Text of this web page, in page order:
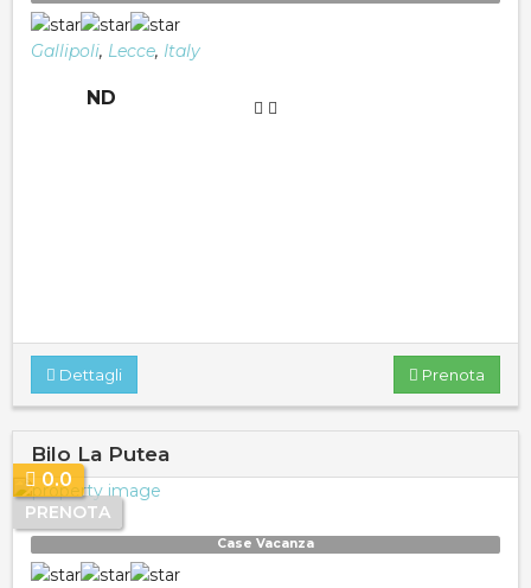
Gallipoli, Lecce, Italy
ND
Prenota
Dettagli
Bilo La Putea
PRENOTA
0.0
Case Vacanza